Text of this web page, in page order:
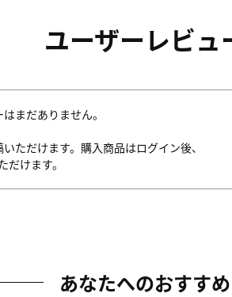
ユーザーレビュ
まだありません。
ただけます。購入商品はログイン後、
だけます。
あなたへのおすすめ